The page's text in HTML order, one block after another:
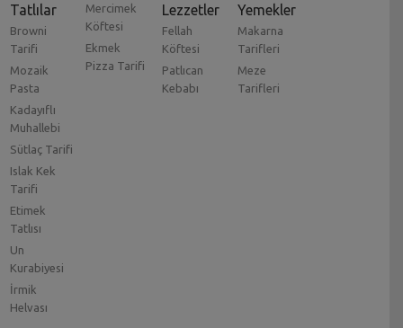
Tatlılar
Browni
Tarifi
Mozaik
Pasta
Kadayıflı
Muhallebi
Sütlaç Tarifi
Islak Kek
Tarifi
Etimek
Tatlısı
Un
Kurabiyesi
İrmik
Helvası
Mercimek
Köftesi
Ekmek
Pizza Tarifi
Lezzetler
Fellah
Köftesi
Patlıcan
Kebabı
Yemekler
Makarna
Tarifleri
Meze
Tarifleri